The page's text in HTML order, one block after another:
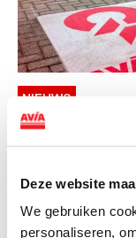
Deze website
We gebruiken
personaliseren,
NIEUWS
AVIA VOLT
AVIA VOLT en